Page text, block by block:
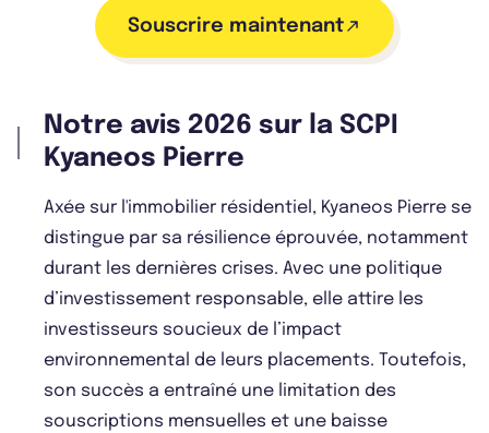
Souscrire maintenant
Notre avis 2026 sur la SCPI
Kyaneos Pierre
Axée sur l'immobilier résidentiel, Kyaneos Pierre se
distingue par sa résilience éprouvée, notamment
durant les dernières crises. Avec une politique
d’investissement responsable, elle attire les
investisseurs soucieux de l’impact
environnemental de leurs placements. Toutefois,
son succès a entraîné une limitation des
souscriptions mensuelles et une baisse